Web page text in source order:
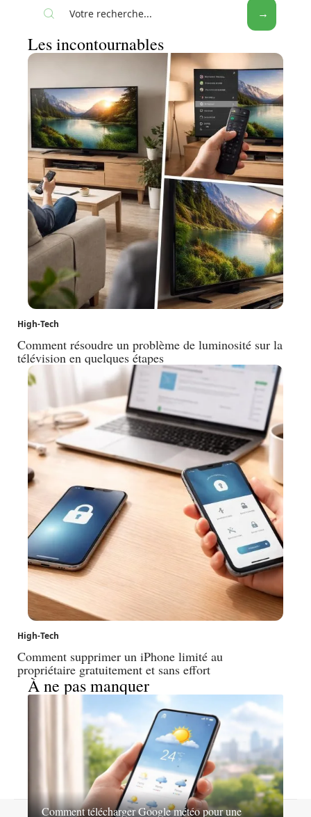
Les incontournables
High-Tech
Comment résoudre un problème de luminosité sur la
télévision en quelques étapes
High-Tech
Comment supprimer un iPhone limité au
propriétaire gratuitement et sans effort
À ne pas manquer
Comment télécharger Google météo pour une